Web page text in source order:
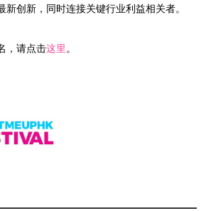
新创新，同时连接关键行业利益相关者。
，请点击这里 。